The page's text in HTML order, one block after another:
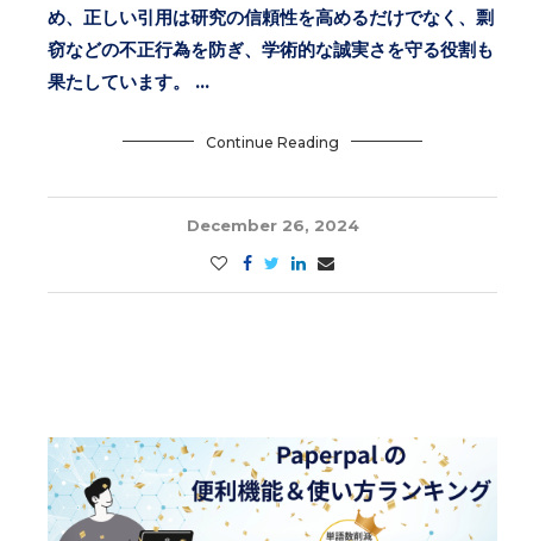
め、正しい引用は研究の信頼性を高めるだけでなく、剽
窃などの不正行為を防ぎ、学術的な誠実さを守る役割も
果たしています。 …
Continue Reading
December 26, 2024